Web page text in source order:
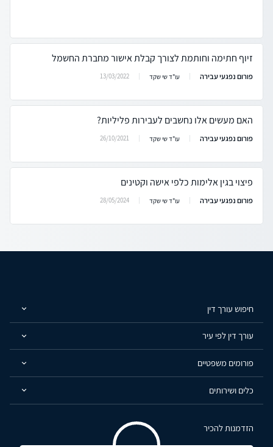
זיוף חתימה וחותמת לצורך קבלת אישור מחברת החשמל
פורום נפגעי עבירה עו"ד שי שקד 13/03/2022
האם מעשים אלו נחשבים לעבירות פליליות?
פורום נפגעי עבירה עו"ד שי שקד 26/10/2021
פיצוי בגין אלימות כלפי אישה וקטינים
פורום נפגעי עבירה עו"ד שי שקד 28/05/2024
חיפוש עורך דין
עורך דין לפי עיר
פורומים משפטיים
כלים ושירותים
הזדמנות להכיר